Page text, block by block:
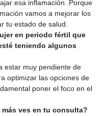
esa inflamación. Porque
vamos a mejorar los
tu estado de salud.
en periodo fértil que
teniendo algunos
estar muy pendiente de
optimizar las opciones de
poner el foco en el
ves en tu consulta?